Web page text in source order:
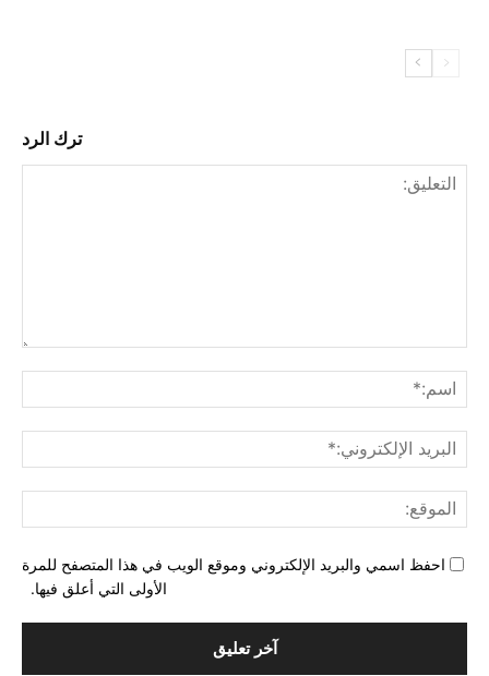
ترك الرد
احفظ اسمي والبريد الإلكتروني وموقع الويب في هذا المتصفح للمرة
الأولى التي أعلق فيها.